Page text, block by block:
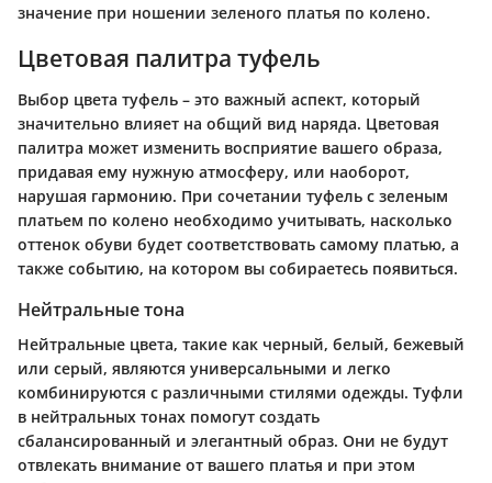
значение при ношении зеленого платья по колено.
Цветовая палитра туфель
Выбор цвета туфель – это важный аспект, который
значительно влияет на общий вид наряда. Цветовая
палитра может изменить восприятие вашего образа,
придавая ему нужную атмосферу, или наоборот,
нарушая гармонию. При сочетании туфель с зеленым
платьем по колено необходимо учитывать, насколько
оттенок обуви будет соответствовать самому платью, а
также событию, на котором вы собираетесь появиться.
Нейтральные тона
Нейтральные цвета, такие как черный, белый, бежевый
или серый, являются универсальными и легко
комбинируются с различными стилями одежды. Туфли
в нейтральных тонах помогут создать
сбалансированный и элегантный образ. Они не будут
отвлекать внимание от вашего платья и при этом